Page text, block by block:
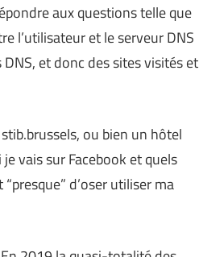
aux questions telle que
l’utilisateur et le serveur DNS
et donc des sites visités et
ou bien un hôtel
vais sur Facebook et quels
d’oser utiliser ma